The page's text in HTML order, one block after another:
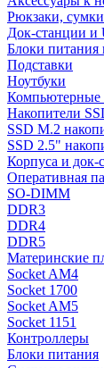
Рюкзаки, сумки
Док-станции и
Блоки питания
Подставки
Ноутбуки
Компьютерные
Накопители
SSD M.2
SSD 2.5"
Корпуса и док-
Оперативная
SO-DIMM
DDR3
DDR4
DDR5
Материнские
Socket AM4
Socket 1700
Socket AM5
Socket 1151
Контроллеры
Блоки питания